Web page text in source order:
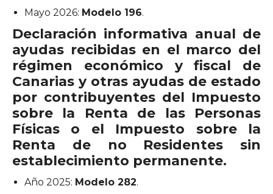
Mayo 2026: Modelo 196.
Declaración informativa anual de
ayudas recibidas en el marco del
régimen económico y fiscal de
Canarias y otras ayudas de estado
por contribuyentes del Impuesto
sobre la Renta de las Personas
Físicas o el Impuesto sobre la
Renta de no Residentes sin
establecimiento permanente.
Año 2025: Modelo 282.